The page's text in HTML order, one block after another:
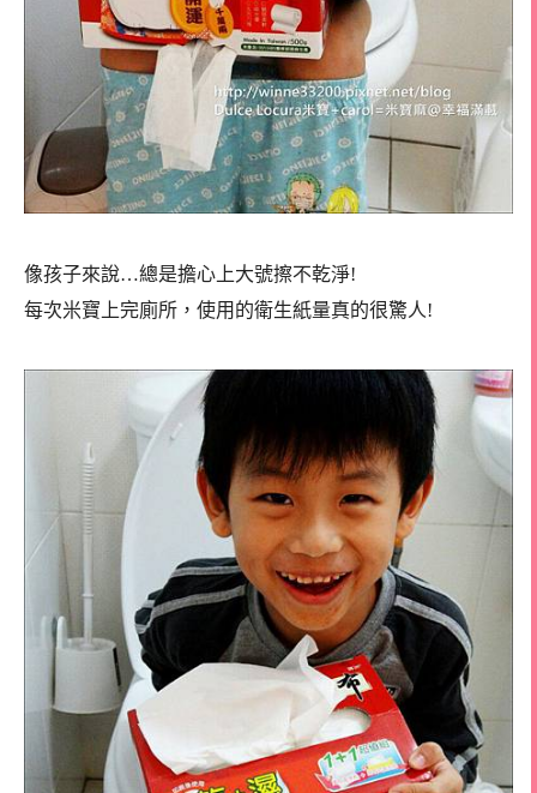
像孩子來說…總是擔心上大號擦不乾淨!
每次米寶上完廁所，使用的衛生紙量真的很驚人!